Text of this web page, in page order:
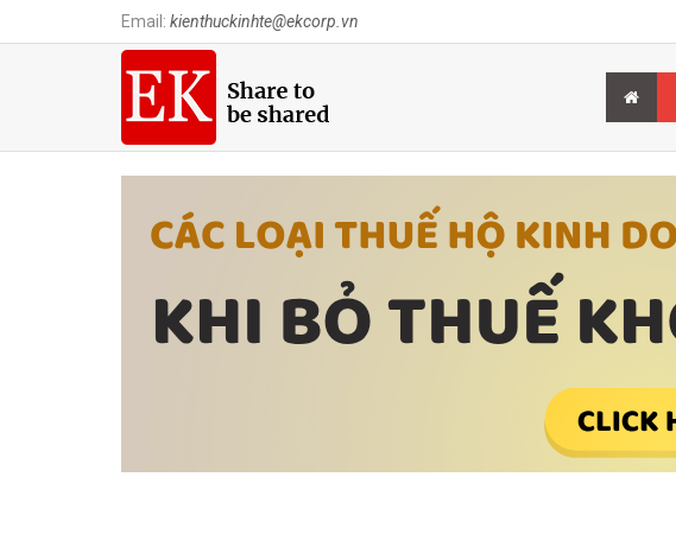
Email: kienthuckinhte@ekcorp.vn